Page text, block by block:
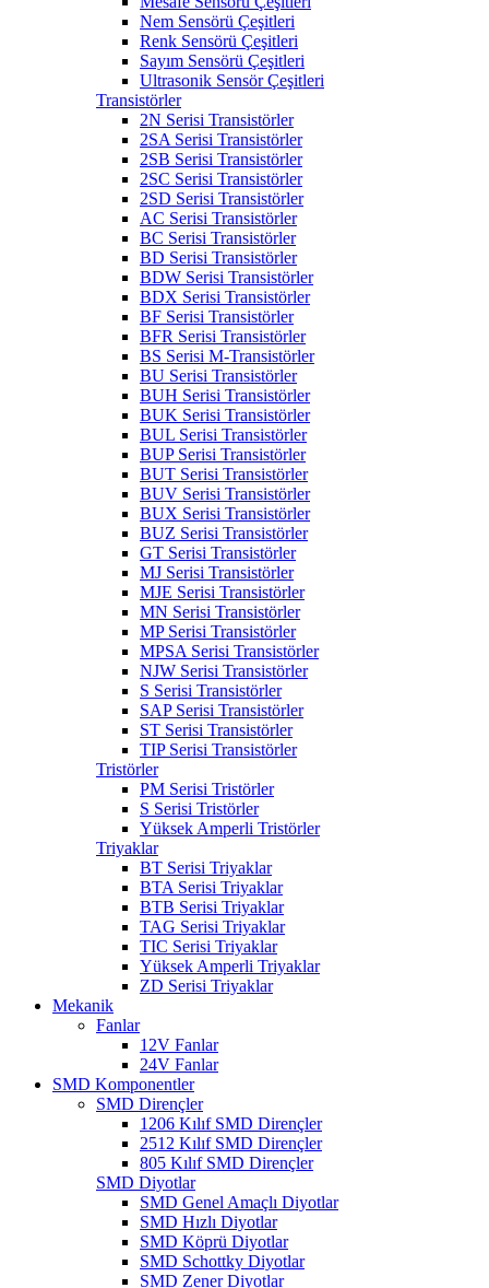
Nem Sensörü Çeşitleri
Renk Sensörü Çeşitleri
Sayım Sensörü Çeşitleri
Ultrasonik Sensör Çeşitleri
Transistörler
2N Serisi Transistörler
2SA Serisi Transistörler
2SB Serisi Transistörler
2SC Serisi Transistörler
2SD Serisi Transistörler
AC Serisi Transistörler
BC Serisi Transistörler
BD Serisi Transistörler
BDW Serisi Transistörler
BDX Serisi Transistörler
BF Serisi Transistörler
BFR Serisi Transistörler
BS Serisi M-Transistörler
BU Serisi Transistörler
BUH Serisi Transistörler
BUK Serisi Transistörler
BUL Serisi Transistörler
BUP Serisi Transistörler
BUT Serisi Transistörler
BUV Serisi Transistörler
BUX Serisi Transistörler
BUZ Serisi Transistörler
GT Serisi Transistörler
MJ Serisi Transistörler
MJE Serisi Transistörler
MN Serisi Transistörler
MP Serisi Transistörler
MPSA Serisi Transistörler
NJW Serisi Transistörler
S Serisi Transistörler
SAP Serisi Transistörler
ST Serisi Transistörler
TIP Serisi Transistörler
Tristörler
PM Serisi Tristörler
S Serisi Tristörler
Yüksek Amperli Tristörler
Triyaklar
BT Serisi Triyaklar
BTA Serisi Triyaklar
BTB Serisi Triyaklar
TAG Serisi Triyaklar
TIC Serisi Triyaklar
Yüksek Amperli Triyaklar
ZD Serisi Triyaklar
Mekanik
Fanlar
12V Fanlar
24V Fanlar
SMD Komponentler
SMD Dirençler
1206 Kılıf SMD Dirençler
2512 Kılıf SMD Dirençler
805 Kılıf SMD Dirençler
SMD Diyotlar
SMD Genel Amaçlı Diyotlar
SMD Hızlı Diyotlar
SMD Köprü Diyotlar
SMD Schottky Diyotlar
SMD Zener Diyotlar